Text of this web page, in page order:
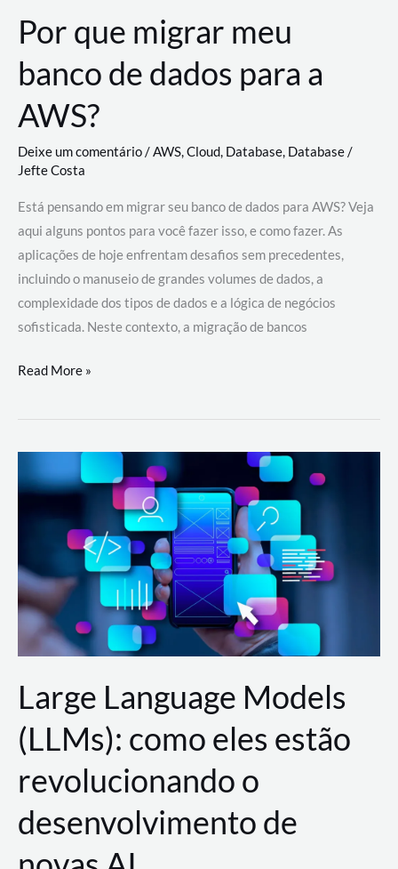
Por que migrar meu
banco de dados para a
AWS?
Deixe um comentário/AWS,Cloud, Database, Database/
Jefte Costa
Está pensando em migrar seu banco de dados para AWS? Veja
aqui alguns pontos para você fazer isso, e como fazer. As
aplicações de hoje enfrentam desafios sem precedentes,
incluindo o manuseio de grandes volumes de dados, a
complexidade dos tipos de dados e a lógica de negócios
sofisticada. Neste contexto, a migração de bancos
Por
migrar
de
a
AWS?
Read More »
Large Language Models
(LLMs): como eles estão
revolucionando o
desenvolvimento de